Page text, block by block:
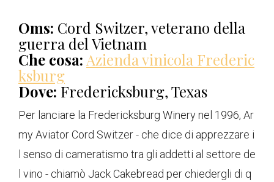
Oms: Cord Switzer, veterano della
guerra del Vietnam
Che cosa: Azienda vinicola Frederic
ksburg
Dove: Fredericksburg, Texas
Per lanciare la Fredericksburg Winery nel 1996, Ar
my Aviator Cord Switzer - che dice di apprezzare i
l senso di cameratismo tra gli addetti al settore de
l vino - chiamò Jack Cakebread per chiedergli di q